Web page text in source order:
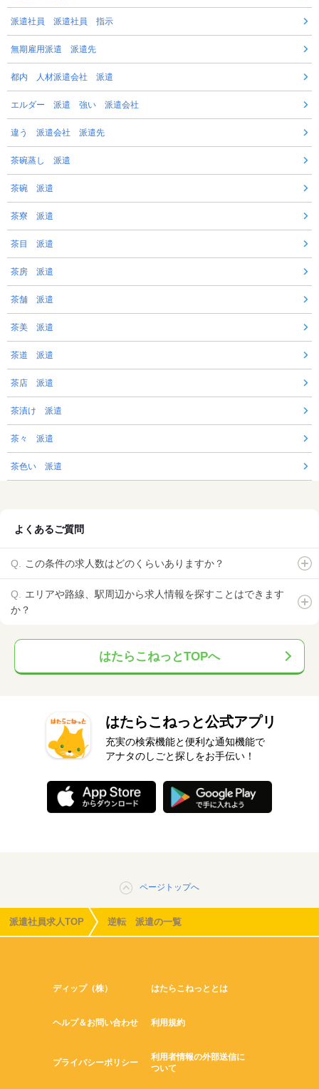
派遣社員 派遣社員 指示
無期雇用派遣 派遣先
都内 人材派遣会社 派遣
エルダー 派遣 強い 派遣会社
違う 派遣会社 派遣先
茶碗蒸し 派遣
茶碗 派遣
茶寮 派遣
茶目 派遣
茶房 派遣
茶舗 派遣
茶美 派遣
茶道 派遣
茶店 派遣
茶漬け 派遣
茶々 派遣
茶色い 派遣
よくあるご質問
この条件の求人数はどのくらいありますか？
エリアや路線、駅周辺から求人情報を探すことはできます
か？
はたらこねっとTOPへ
はたらこねっと公式アプリ
充実の検索機能と便利な通知機能で
アナタのしごと探しをお手伝い！
ページトップへ
派遣社員求人TOP 逆転 派遣の一覧
ディップ（株） はたらこねっととは
ヘルプ＆お問い合わせ 利用規約
プライバシーポリシー
利用者情報の外部送信に
ついて